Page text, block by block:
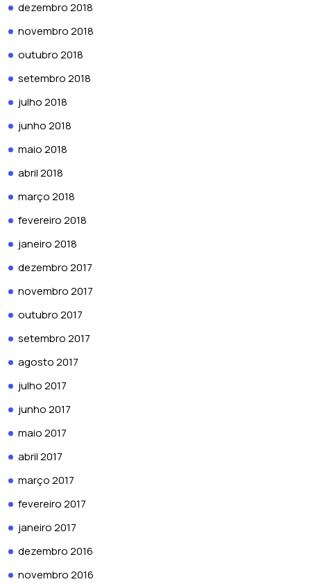
dezembro 2018
novembro 2018
outubro 2018
setembro 2018
julho 2018
junho 2018
maio 2018
abril 2018
março 2018
fevereiro 2018
janeiro 2018
dezembro 2017
novembro 2017
outubro 2017
setembro 2017
agosto 2017
julho 2017
junho 2017
maio 2017
abril 2017
março 2017
fevereiro 2017
janeiro 2017
dezembro 2016
novembro 2016